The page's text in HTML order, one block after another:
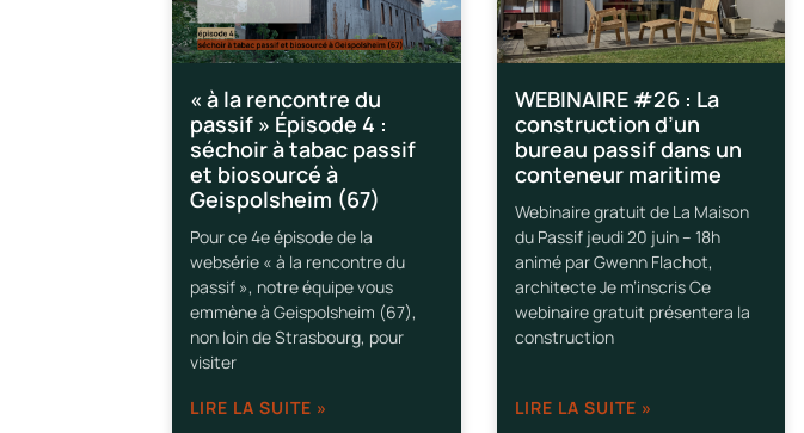
« à la rencontre du
passif » Épisode 4 :
séchoir à tabac passif
et biosourcé à
Geispolsheim (67)
Pour ce 4e épisode de la
websérie « à la rencontre du
passif », notre équipe vous
emmène à Geispolsheim (67),
non loin de Strasbourg, pour
visiter
LIRE LA SUITE »
WEBINAIRE #26 : La
construction d’un
bureau passif dans un
conteneur maritime
Webinaire gratuit de La Maison
du Passif jeudi 20 juin – 18h
animé par Gwenn Flachot,
architecte Je m’inscris Ce
webinaire gratuit présentera la
construction
LIRE LA SUITE »